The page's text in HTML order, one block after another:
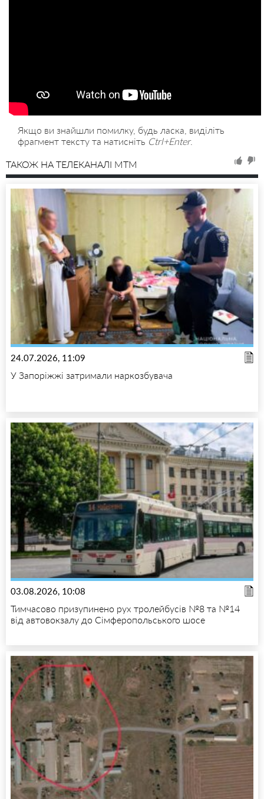
Якщо ви знайшли помилку, будь ласка, виділіть
фрагмент тексту та натисніть Ctrl+Enter.
ТАКОЖ НА ТЕЛЕКАНАЛІ MTM
24.07.2026, 11:09
У Запоріжжі затримали наркозбувача
03.08.2026, 10:08
Тимчасово призупинено рух тролейбусів №8 та №14
від автовокзалу до Сімферопольського шосе